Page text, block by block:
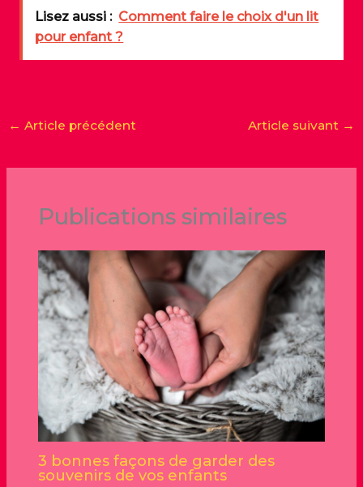
Lisez aussi : Comment faire le choix d'un lit
pour enfant ?
← Article précédent Article suivant →
Publications similaires
3 bonnes façons de garder des
souvenirs de vos enfants